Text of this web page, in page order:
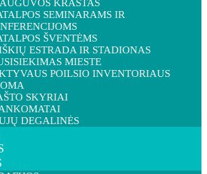
KRAŠTAS
SEMINARAMS IR
ŠVENTĖMS
ESTRADA IR STADIONAS
MIESTE
POILSIO INVENTORIAUS
SKYRIAI
DEGALINĖS